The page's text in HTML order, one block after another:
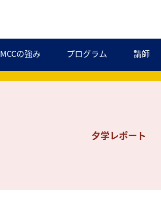
MCCの強み プログラム 講師
夕学レポート